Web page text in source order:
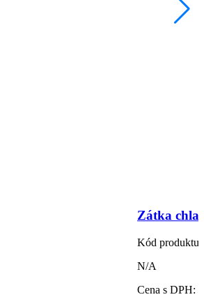
Zátka
Kód produktu:
N/A
Cena s DPH: